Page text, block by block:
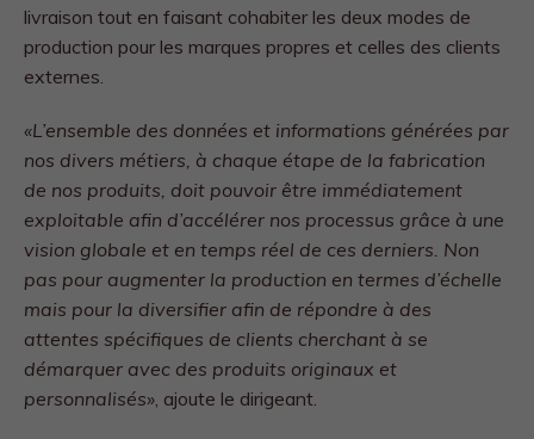
livraison tout en faisant cohabiter les deux modes de
production pour les marques propres et celles des clients
externes.
«L’ensemble des données et informations générées par
nos divers métiers, à chaque étape de la fabrication
de nos produits, doit pouvoir être immédiatement
exploitable afin d’accélérer nos processus grâce à une
vision globale et en temps réel de ces derniers. Non
pas pour augmenter la production en termes d’échelle
mais pour la diversifier afin de répondre à des
attentes spécifiques de clients cherchant à se
démarquer avec des produits originaux et
personnalisés», ajoute le dirigeant.